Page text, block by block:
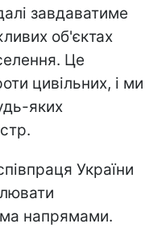
завдаватиме
об'єктах
Це
цивільних, і ми
яких
України
напрямами.